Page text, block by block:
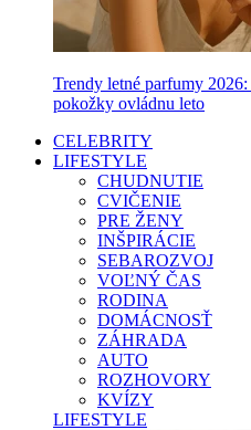
Trendy letné parfumy
pokožky ovládnu leto
CELEBRITY
LIFESTYLE
CHUDNUTIE
CVIČENIE
PRE ŽENY
INŠPIRÁCIE
SEBAROZVOJ
VOĽNÝ ČAS
RODINA
DOMÁCNOSŤ
ZÁHRADA
AUTO
ROZHOVORY
KVÍZY
LIFESTYLE